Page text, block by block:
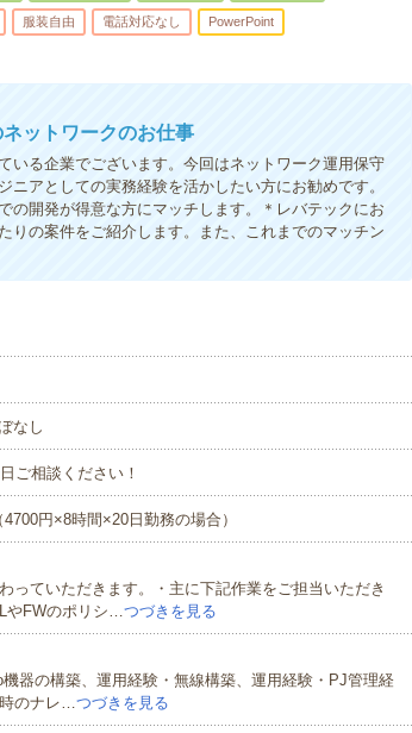
服装自由 電話対応なし PowerPoint
ットワークのお仕事
いる企業でございます。今回はネットワーク運用保守
アとしての実務経験を活かしたい方にお勧めです。
の開発が得意な方にマッチします。＊レバテックにお
りの案件をご紹介します。また、これまでのマッチン
なし
ご相談ください！
円×8時間×20日勤務の場合）
っていただきます。・主に下記作業をご担当いただき
FWのポリシ…つづきを見る
器の構築、運用経験・無線構築、運用経験・PJ管理経
のナレ…つづきを見る